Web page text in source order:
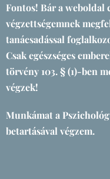
Fontos! Bár a weboldal
végzettségemnek
tanácsadással
Csak egészséges
törvény 103. § (1)-ben
végzek!
Munkámat a
betartásával végzem.